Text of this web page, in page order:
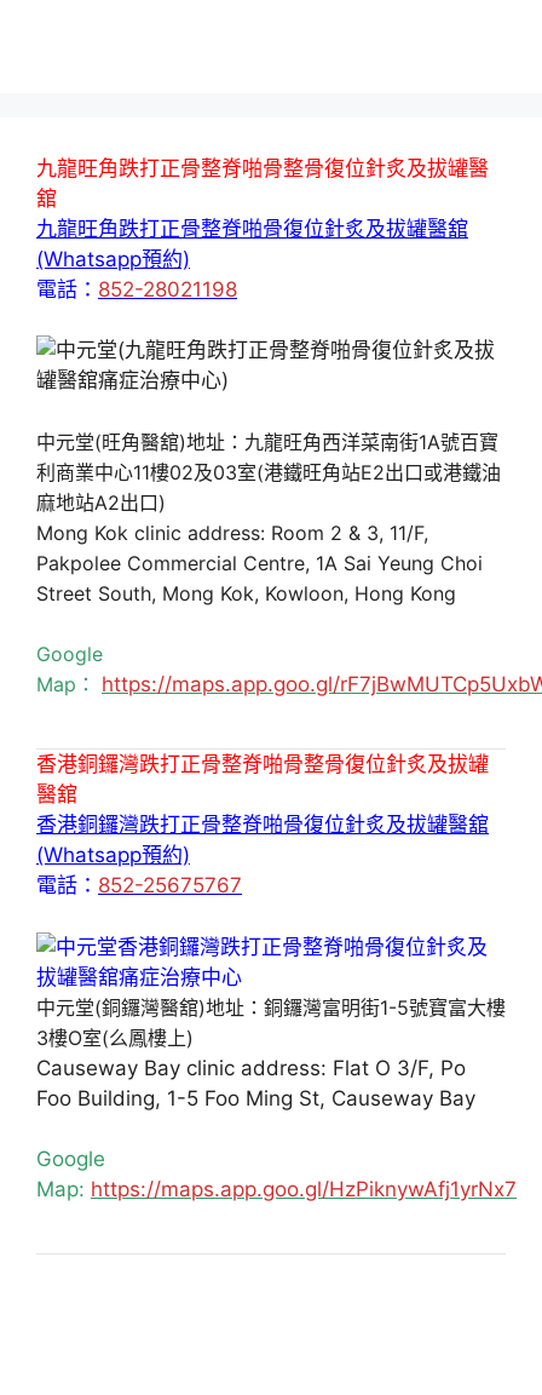
九龍旺角跌打正骨整脊啪骨整骨復位針炙及拔罐醫
舘
九龍旺角跌打正骨整脊啪骨復位針炙及拔罐醫舘
(Whatsapp預約)
電話： 852-28021198
中元堂(旺角醫舘)地址：九龍旺角西洋菜南街1A號百寶
利商業中心11樓02及03室(港鐵旺角站E2出口或港鐵油
麻地站A2出口)
Mong Kok clinic address: Room 2 & 3, 11/F,
Pakpolee Commercial Centre, 1A Sai Yeung Choi
Street South, Mong Kok, Kowloon, Hong Kong
Google
Map： https://maps.app.goo.gl/
香港銅鑼灣跌打正骨整脊啪骨整骨復位針炙及拔罐
醫舘
香港銅鑼灣跌打正骨整脊啪骨復位針炙及拔罐醫舘
(Whatsapp預約)
電話： 852-25675767
中元堂(銅鑼灣醫舘)地址：銅鑼灣富明街1-5號寶富大樓
3樓O室(么鳳樓上)
Causeway Bay clinic address: Flat O 3/F, Po
Foo Building, 1-5 Foo Ming St, Causeway Bay
Google
Map: https://maps.app.goo.gl/HzPiknywAfj1yrNx7